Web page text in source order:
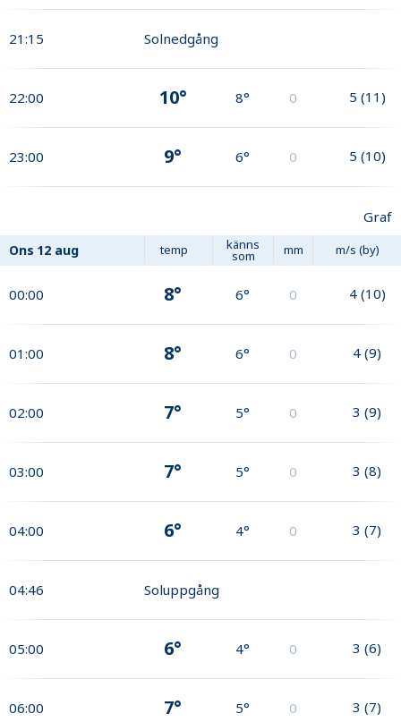
21:15 Solnedgång
22:00 10° 8° 0 5 (11)
23:00 9° 6° 0 5 (10)
Graf
Ons 12 aug temp känns
som mm m/s (by)
00:00 8° 6° 0 4 (10)
01:00 8° 6° 0 4 (9)
02:00 7° 5° 0 3 (9)
03:00 7° 5° 0 3 (8)
04:00 6° 4° 0 3 (7)
04:46 Soluppgång
05:00 6° 4° 0 3 (6)
06:00 7° 5° 0 3 (7)